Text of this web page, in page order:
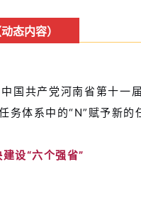
态内容）
国共产党河南省第十一
体系中的“N”赋予新的
设“六个强省”